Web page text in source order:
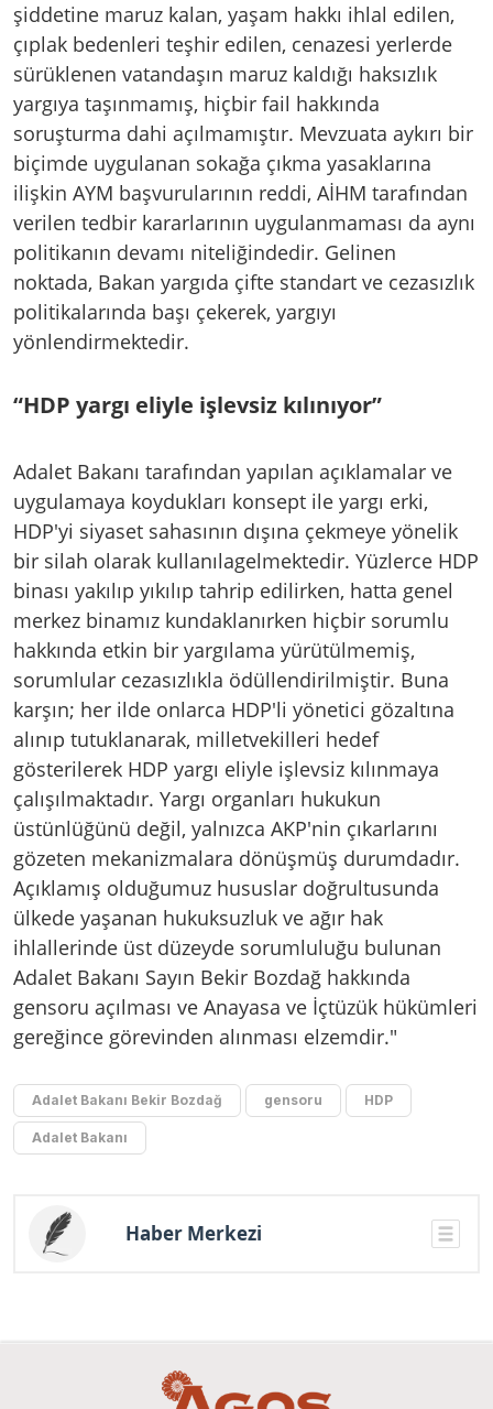
şiddetine maruz kalan, yaşam hakkı ihlal edilen,
çıplak bedenleri teşhir edilen, cenazesi yerlerde
sürüklenen vatandaşın maruz kaldığı haksızlık
yargıya taşınmamış, hiçbir fail hakkında
soruşturma dahi açılmamıştır. Mevzuata aykırı bir
biçimde uygulanan sokağa çıkma yasaklarına
ilişkin AYM başvurularının reddi, AİHM tarafından
verilen tedbir kararlarının uygulanmaması da aynı
politikanın devamı niteliğindedir. Gelinen
noktada, Bakan yargıda çifte standart ve cezasızlık
politikalarında başı çekerek, yargıyı
yönlendirmektedir.
“HDP yargı eliyle işlevsiz kılınıyor”
Adalet Bakanı tarafından yapılan açıklamalar ve
uygulamaya koydukları konsept ile yargı erki,
HDP'yi siyaset sahasının dışına çekmeye yönelik
bir silah olarak kullanılagelmektedir. Yüzlerce HDP
binası yakılıp yıkılıp tahrip edilirken, hatta genel
merkez binamız kundaklanırken hiçbir sorumlu
hakkında etkin bir yargılama yürütülmemiş,
sorumlular cezasızlıkla ödüllendirilmiştir. Buna
karşın; her ilde onlarca HDP'li yönetici gözaltına
alınıp tutuklanarak, milletvekilleri hedef
gösterilerek HDP yargı eliyle işlevsiz kılınmaya
çalışılmaktadır. Yargı organları hukukun
üstünlüğünü değil, yalnızca AKP'nin çıkarlarını
gözeten mekanizmalara dönüşmüş durumdadır.
Açıklamış olduğumuz hususlar doğrultusunda
ülkede yaşanan hukuksuzluk ve ağır hak
ihlallerinde üst düzeyde sorumluluğu bulunan
Adalet Bakanı Sayın Bekir Bozdağ hakkında
gensoru açılması ve Anayasa ve İçtüzük hükümleri
gereğince görevinden alınması elzemdir."
Adalet Bakanı Bekir Bozdağ gensoru HDP
Adalet Bakanı
Haber Merkezi